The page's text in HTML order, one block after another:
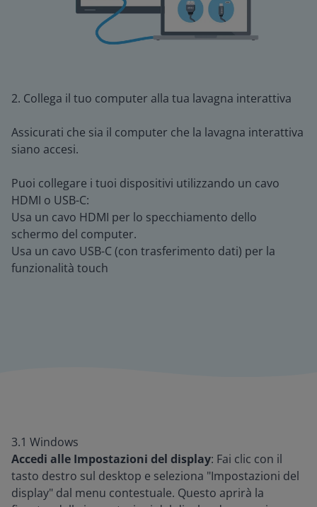
2. Collega il tuo computer alla tua lavagna interattiva
Assicurati che sia il computer che la lavagna interattiva
siano accesi.
Puoi collegare i tuoi dispositivi utilizzando un cavo
HDMI o USB-C:
Usa un cavo HDMI per lo specchiamento dello
schermo del computer.
Usa un cavo USB-C (con trasferimento dati) per la
funzionalità touch
3.1 Windows
Accedi alle Impostazioni del display: Fai clic con il
tasto destro sul desktop e seleziona "Impostazioni del
display" dal menu contestuale. Questo aprirà la